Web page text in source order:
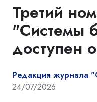
Третий
"Системы
доступен
Редакция журнала
24/07/2026